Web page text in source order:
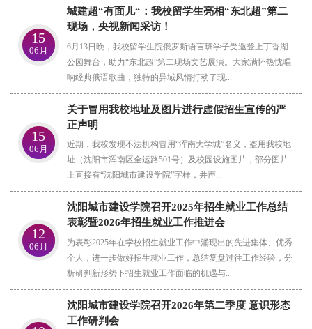
15
06月
城建超“有面儿“：我校留学生亮相“东北超”第二
现场，央视新闻采访！
6月13日晚，我校留学生院俄罗斯语言班学子受邀登上丁香湖
公园舞台，助力“东北超”第二现场文艺展演。大家满怀热忱唱
响经典俄语歌曲，独特的异域风情打动了现...
15
06月
关于冒用我校地址及图片进行虚假招生宣传的严
正声明
近期，我校发现不法机构冒用“浑南大学城”名义，盗用我校地
址（沈阳市浑南区全运路501号）及校园设施图片，部分图片
上直接有“沈阳城市建设学院”字样，并声...
12
06月
沈阳城市建设学院召开2025年招生就业工作总结
表彰暨2026年招生就业工作推进会
为表彰2025年在学校招生就业工作中涌现出的先进集体、优秀
个人，进一步做好招生就业工作，总结复盘过往工作经验，分
析研判新形势下招生就业工作面临的机遇与...
沈阳城市建设学院召开2026年第二季度 意识形态
工作研判会